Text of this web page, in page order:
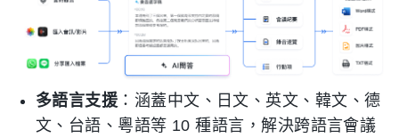
多語言支援 ：涵蓋中文、日文、英文、韓文、德
文、台語、粵語等 10 種語言，解決跨語言會議